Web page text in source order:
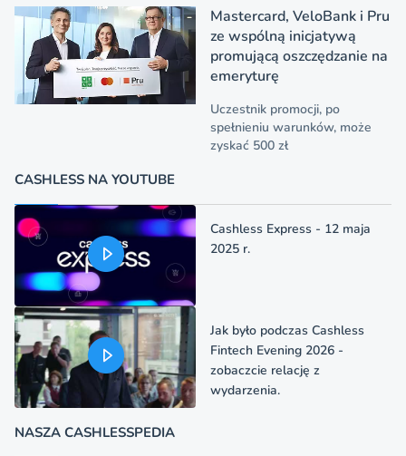
Mastercard, VeloBank i Pru
ze wspólną inicjatywą
promującą oszczędzanie na
emeryturę
Uczestnik promocji, po
spełnieniu warunków, może
zyskać 500 zł
CASHLESS NA YOUTUBE
Cashless Express - 12 maja
2025 r.
Jak było podczas Cashless
Fintech Evening 2026 -
zobaczcie relację z
wydarzenia.
NASZA CASHLESSPEDIA